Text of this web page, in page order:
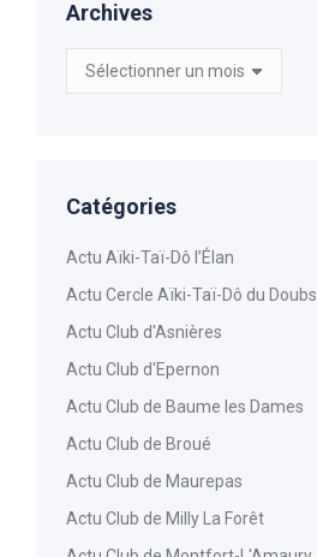
Archives
Archives
Catégories
Actu Aïki-Taï-Dô l’Élan
Actu Cercle Aïki-Taï-Dô du Doubs
Actu Club d'Asnières
Actu Club d'Epernon
Actu Club de Baume les Dames
Actu Club de Broué
Actu Club de Maurepas
Actu Club de Milly La Forêt